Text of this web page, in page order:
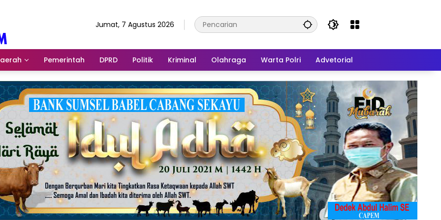
Jumat, 7 Agustus 2026
Pemerintah DPRD Politik Kriminal Olahraga Warta Polri Advetorial